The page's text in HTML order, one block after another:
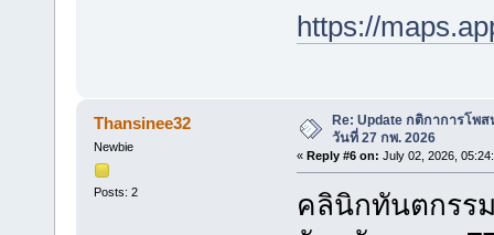
https://
Thansinee32
Newbie
Posts: 2
Re: Update กติกาการโพ
วันที่ 27 กพ. 2026
« Reply #6 on: July 02, 2026,
คลินิกทันตกรรม